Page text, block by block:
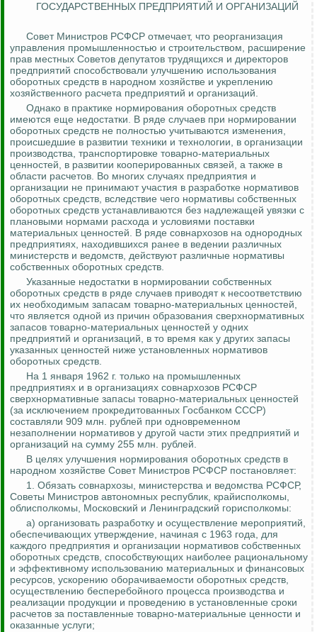
ГОСУДАРСТВЕННЫХ ПРЕДПРИЯТИЙ И ОРГАНИЗАЦИЙ
Совет Министров РСФСР отмечает, что реорганизация
управления промышленностью и строительством, расширение
прав местных Советов депутатов трудящихся и директоров
предприятий способствовали улучшению использования
оборотных средств в народном хозяйстве и укреплению
хозяйственного расчета предприятий и организаций.
Однако в практике нормирования оборотных средств
имеются еще недостатки. В ряде случаев при нормировании
оборотных средств не полностью учитываются изменения,
происшедшие в развитии техники и технологии, в организации
производства, транспортировке товарно-материальных
ценностей, в развитии кооперированных связей, а также в
области расчетов. Во многих случаях предприятия и
организации не принимают участия в разработке нормативов
оборотных средств, вследствие чего нормативы собственных
оборотных средств устанавливаются без надлежащей увязки с
плановыми нормами расхода и условиями поставки
материальных ценностей. В ряде совнархозов на однородных
предприятиях, находившихся ранее в ведении различных
министерств и ведомств, действуют различные нормативы
собственных оборотных средств.
Указанные недостатки в нормировании собственных
оборотных средств в ряде случаев приводят к несоответствию
их необходимым запасам товарно-материальных ценностей,
что является одной из причин образования сверхнормативных
запасов товарно-материальных ценностей у одних
предприятий и организаций, в то время как у других запасы
указанных ценностей ниже установленных нормативов
оборотных средств.
На 1 января 1962 г. только на промышленных
предприятиях и в организациях совнархозов РСФСР
сверхнормативные запасы товарно-материальных ценностей
(за исключением прокредитованных Госбанком СССР)
составляли 909 млн. рублей при одновременном
незаполнении нормативов у другой части этих предприятий и
организаций на сумму 255 млн. рублей.
В целях улучшения нормирования оборотных средств в
народном хозяйстве Совет Министров РСФСР постановляет:
1. Обязать совнархозы, министерства и ведомства РСФСР,
Советы Министров автономных республик, крайисполкомы,
облисполкомы, Московский и Ленинградский горисполкомы:
а) организовать разработку и осуществление мероприятий,
обеспечивающих утверждение, начиная с 1963 года, для
каждого предприятия и организации нормативов собственных
оборотных средств, способствующих наиболее рациональному
и эффективному использованию материальных и финансовых
ресурсов, ускорению оборачиваемости оборотных средств,
осуществлению бесперебойного процесса производства и
реализации продукции и проведению в установленные сроки
расчетов за поставленные товарно-материальные ценности и
оказанные услуги;